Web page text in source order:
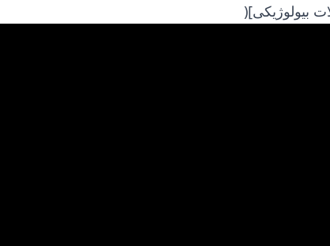
بیولوژیکی](